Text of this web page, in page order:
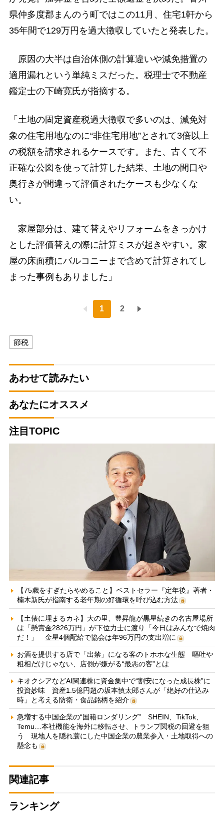
県仲多度郡まんのう町ではこの11月、住宅1軒から
35年間で129万円を過大徴収していたと発表した。
原因の大半は自治体側の計算違いや減免措置の
適用漏れという単純ミスだった。税理士で不動産
鑑定士の下崎寛氏が指摘する。
「土地の固定資産税過大徴収で多いのは、減免対
象の住宅用地なのに“非住宅用地”とされて3倍以上
の税額を請求されるケースです。また、古くて不
正確な公図を使って計算した結果、土地の間口や
奥行きが間違って評価されたケースも少なくな
い。
家屋部分は、建て替えやリフォームをきっかけ
とした評価替えの際に計算ミスが起きやすい。家
屋の床面積にバルコニーまで含めて計算されてし
まった事例もありました」
1 2
節税
あわせて読みたい
あなたにオススメ
注目TOPIC
【75歳をすぎたらやめること】ベストセラー『定年後』著者・
楠木新氏が指南する老年期の好循環を呼び込む方法
【土俵に埋まるカネ】大の里、豊昇龍が黒星続きの名古屋場所
は「懸賞金2826万円」が下位力士に渡り「今日はみんなで焼肉
だ！」 金星4個配給で協会は年96万円の支出増に
お酒を提供する店で「出禁」になる客のトホホな生態 嘔吐や
粗相だけじゃない、店側が嫌がる“最悪の客”とは
キオクシアなどAI関連株に資金集中で“割安になった成長株”に
投資妙味 資産1.5億円超の坂本慎太郎さんが「絶好の仕込み
時」と考える防衛・食品銘柄を紹介
急増する中国企業の“国籍ロンダリング” SHEIN、TikTok、
Temu…本社機能を海外に移転させ、トランプ関税の回避を狙
う 現地人を隠れ蓑にした中国企業の農業参入・土地取得への
懸念も
関連記事
ランキング